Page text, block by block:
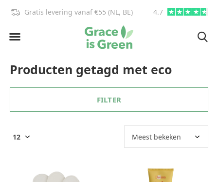
Gratis levering vanaf €55 (NL, BE) 4.7
Producten getagd met eco
FILTER